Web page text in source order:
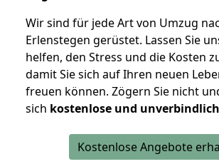
Wir sind für jede Art von Umzug
Erlenstegen gerüstet. Lassen Sie
helfen, den Stress und die Kosten
damit Sie sich auf Ihren neuen
freuen können. Zögern Sie nicht
sich kostenlose und
Kostenlose Angebote